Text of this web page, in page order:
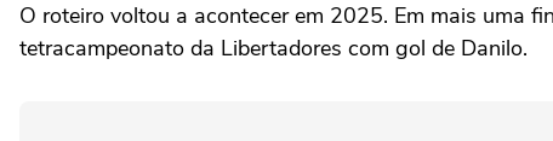
O roteiro voltou a acontecer em 2025. Em mais uma
tetracampeonato da Libertadores com gol de Danilo.